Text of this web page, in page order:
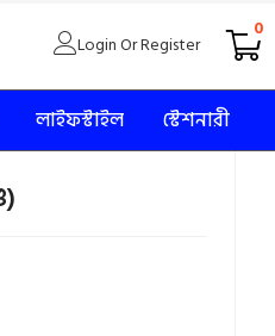
Login Or Register
0
লাইফস্টাইল স্টেশনারী